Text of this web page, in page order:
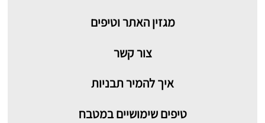
מגזין האתר וטיפים
צור קשר
איך להמיר תבניות
טיפים שימושיים במטבח